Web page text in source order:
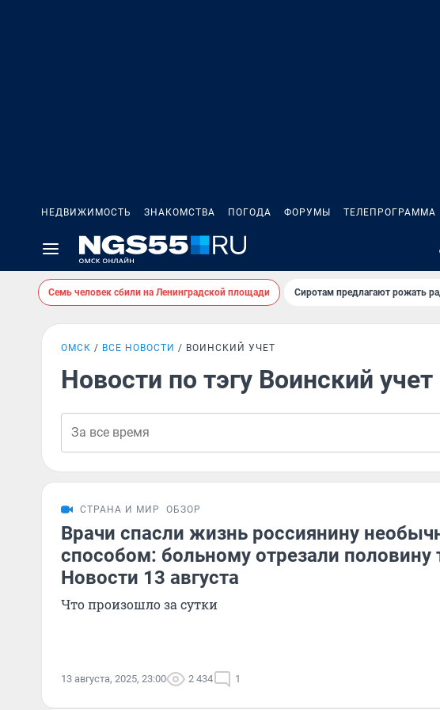
НЕДВИЖИМОСТЬ ЗНАКОМСТВА ПОГОДА ФОРУМЫ ТЕЛЕПРОГРАММА
Семь человек сбили на Ленинградской площади Сиротам предлагают рожать
ОМСК ВСЕ НОВОСТИ ВОИНСКИЙ УЧЕТ
Новости по тэгу Воинский учет
СТРАНА И МИР ОБЗОР
Врачи спасли жизнь россиянину
способом: больному отрезали половину
Новости 13 августа
Что произошло за сутки
13 августа, 2025, 23:00 2 434 1